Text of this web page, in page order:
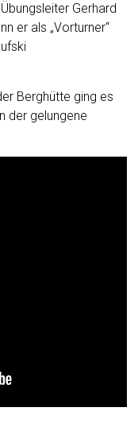
Gerhard
er als „Vorturner“
Berghütte ging es
der gelungene